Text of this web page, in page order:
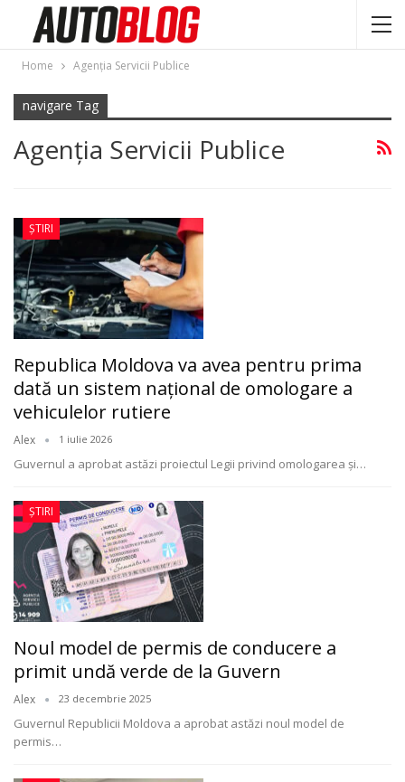
Home Agenţia Servicii Publice
navigare Tag
Agenţia Servicii Publice
ȘTIRI
Republica Moldova va avea pentru prima
dată un sistem național de omologare a
vehiculelor rutiere
Alex 1 iulie 2026
Guvernul a aprobat astăzi proiectul Legii privind omologarea și…
ȘTIRI
Noul model de permis de conducere a
primit undă verde de la Guvern
Alex 23 decembrie 2025
Guvernul Republicii Moldova a aprobat astăzi noul model de
permis…